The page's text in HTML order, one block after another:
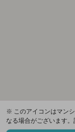
※ このアイコンはマン
なる場合がございます